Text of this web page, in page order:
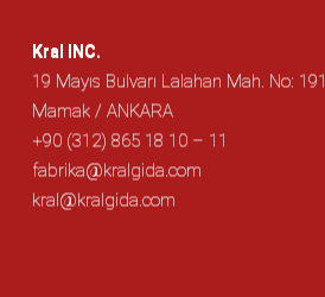
Kral INC.
19 Mayıs Bulvarı Lalahan Mah. No: 191
Mamak / ANKARA
+90 (312) 865 18 10 – 11
fabrika@kralgida.com
kral@kralgida.com